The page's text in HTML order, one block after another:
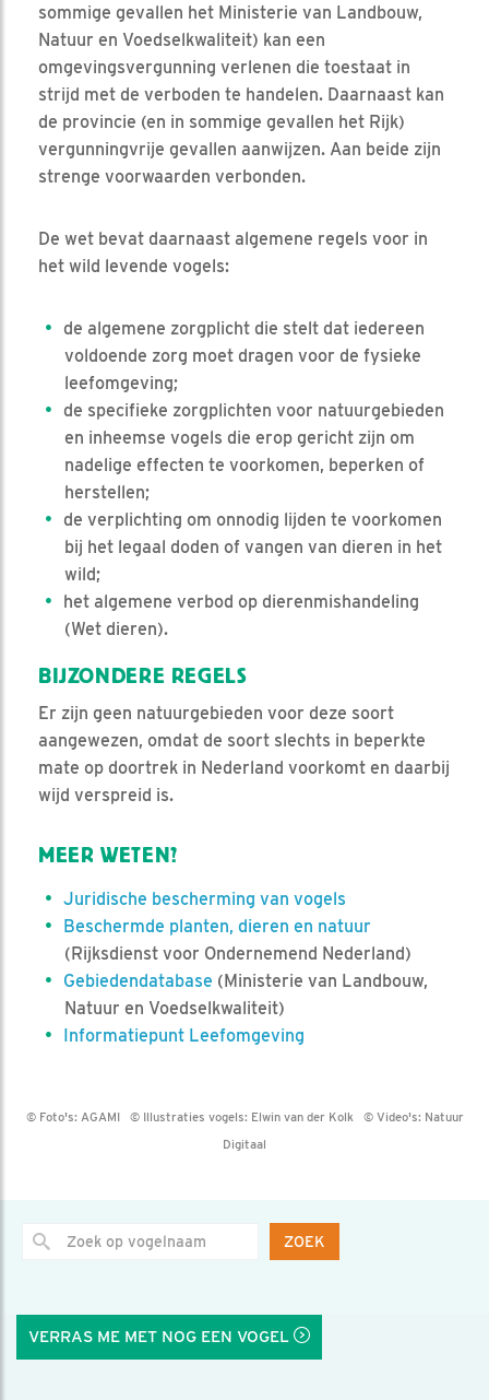
sommige gevallen het Ministerie van Landbouw,
Natuur en Voedselkwaliteit) kan een
omgevingsvergunning verlenen die toestaat in
strijd met de verboden te handelen. Daarnaast kan
de provincie (en in sommige gevallen het Rijk)
vergunningvrije gevallen aanwijzen. Aan beide zijn
strenge voorwaarden verbonden.
De wet bevat daarnaast algemene regels voor in
het wild levende vogels:
de algemene zorgplicht die stelt dat iedereen
voldoende zorg moet dragen voor de fysieke
leefomgeving;
de specifieke zorgplichten voor natuurgebieden
en inheemse vogels die erop gericht zijn om
nadelige effecten te voorkomen, beperken of
herstellen;
de verplichting om onnodig lijden te voorkomen
bij het legaal doden of vangen van dieren in het
wild;
het algemene verbod op dierenmishandeling
(Wet dieren).
BIJZONDERE REGELS
Er zijn geen natuurgebieden voor deze soort
aangewezen, omdat de soort slechts in beperkte
mate op doortrek in Nederland voorkomt en daarbij
wijd verspreid is.
MEER WETEN?
Juridische bescherming van vogels
Beschermde planten, dieren en natuur
(Rijksdienst voor Ondernemend Nederland)
Gebiedendatabase (Ministerie van Landbouw,
Natuur en Voedselkwaliteit)
Informatiepunt Leefomgeving
© Foto's: AGAMI© Illustraties vogels: Elwin van der Kolk© Video's: Natuur
Digitaal
ZOEK
VERRAS ME MET NOG EEN VOGEL